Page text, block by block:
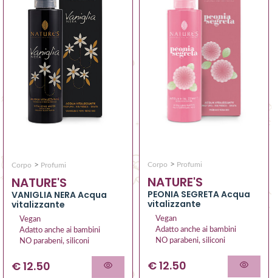
Corpo > Profumi
NATURE'S
VANIGLIA NERA Acqua
vitalizzante
Vegan
Adatto anche ai bambini
NO parabeni, siliconi
€ 12.50
Corpo > Profumi
NATURE'S
PEONIA SEGRETA Acqua
vitalizzante
Vegan
Adatto anche ai bambini
NO parabeni, siliconi
€ 12.50